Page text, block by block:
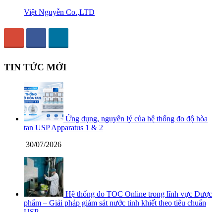
Việt Nguyễn Co.,LTD
TIN TỨC MỚI
Ứng dụng, nguyên lý của hệ thống đo độ hòa
tan USP Apparatus 1 & 2
30/07/2026
Hệ thống đo TOC Online trong lĩnh vực Dược
phẩm – Giải pháp giám sát nước tinh khiết theo tiêu chuẩn